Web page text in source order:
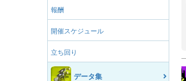
報酬
開催スケジュール
立ち回り
データ集